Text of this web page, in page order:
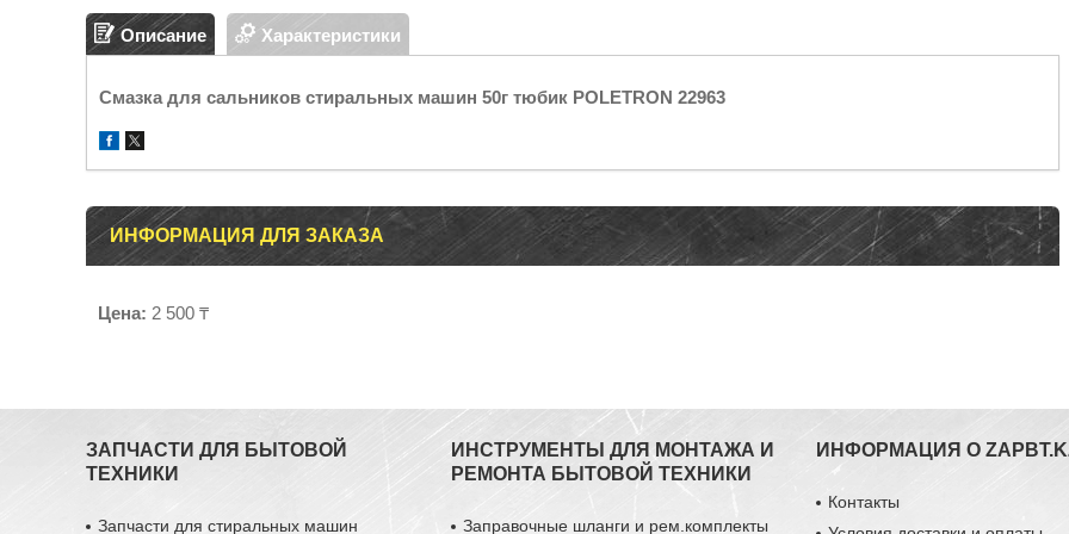
Описание Характеристики
Смазка для сальников стиральных машин 50г тюбик POLETRON 22963
ИНФОРМАЦИЯ ДЛЯ ЗАКАЗА
Цена: 2 500 ₸
ЗАПЧАСТИ ДЛЯ БЫТОВОЙ
ТЕХНИКИ
Запчасти для стиральных машин
ИНСТРУМЕНТЫ ДЛЯ МОНТАЖА И
РЕМОНТА БЫТОВОЙ ТЕХНИКИ
Заправочные шланги и рем.комплекты
ИНФОРМАЦИЯ О
Контакты